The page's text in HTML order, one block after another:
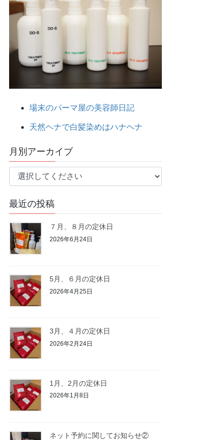
場末のパーマ屋の美容師日記
天然ヘナで白髪染めはハナヘナ
月別アーカイブ
最近の投稿
７月、８月の定休日
2026年6月24日
5月、６月の定休日
2026年4月25日
3月、４月の定休日
2026年2月24日
1月、2月の定休日
2026年1月8日
ネット予約に関してお知らせ②